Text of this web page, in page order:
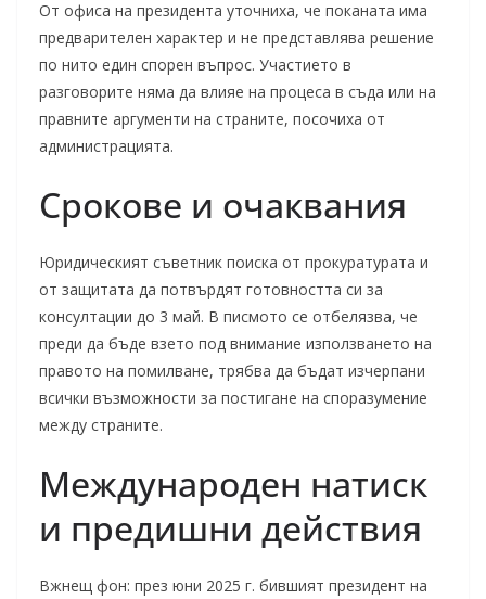
От офиса на президента уточниха, че поканата има
предварителен характер и не представлява решение
по нито един спорен въпрос. Участието в
разговорите няма да влияе на процеса в съда или на
правните аргументи на страните, посочиха от
администрацията.
Срокове и очаквания
Юридическият съветник поиска от прокуратурата и
от защитата да потвърдят готовността си за
консултации до 3 май. В писмото се отбелязва, че
преди да бъде взето под внимание използването на
правото на помилване, трябва да бъдат изчерпани
всички възможности за постигане на споразумение
между страните.
Международен натиск
и предишни действия
Вжнещ фон: през юни 2025 г. бившият президент на